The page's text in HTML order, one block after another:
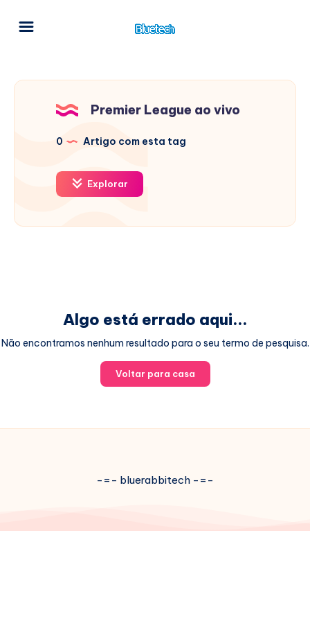
Premier League ao vivo
0 Artigo com esta tag
Explorar
Algo está errado aqui...
Não encontramos nenhum resultado para o seu termo de pesquisa.
Voltar para casa
-=- bluerabbitech -=-